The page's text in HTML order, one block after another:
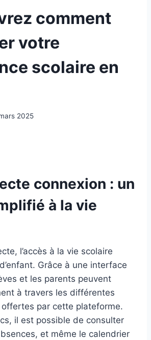
comment
votre
scolaire en
2025
connexion : un
à la vie
l’accès à la vie scolaire
Grâce à une interface
et les parents peuvent
à travers les différentes
par cette plateforme.
il est possible de consulter
et même le calendrier